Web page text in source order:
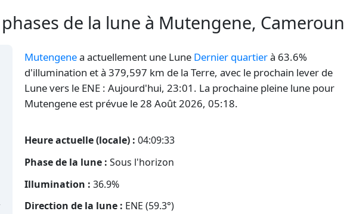
de la lune à Mutengene, Cameroun
Mutengenea actuellement une Lune Dernier quartierà 63.6%
d'illumination et à 379,597 km de la Terre, avec le prochain lever de
Lune vers le ENE : Aujourd'hui, 23:01. La prochaine pleine lune pour
Mutengene est prévue le 28 Août 2026, 05:18.
Heure actuelle (locale) : 04:09:33
Phase de la lune : Sous l'horizon
Illumination : 36.9%
Direction de la lune : ENE (59.3°)